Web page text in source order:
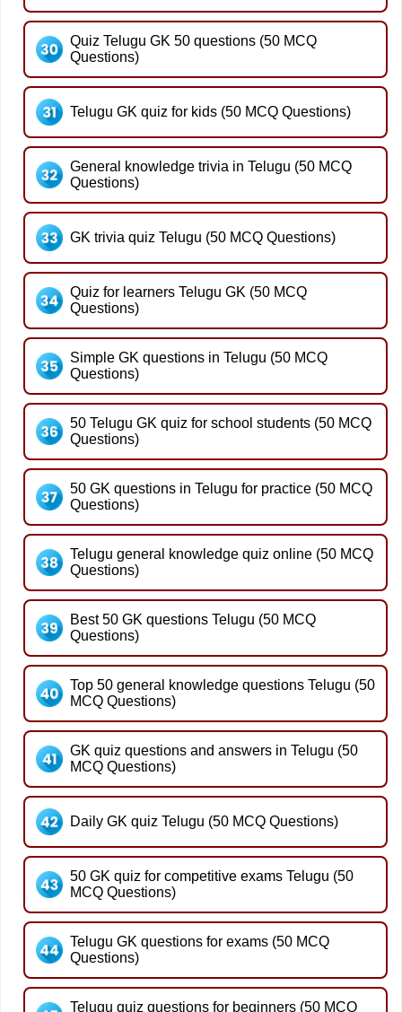
Quiz Telugu GK 50 questions (50 MCQ
Questions)
Telugu GK quiz for kids (50 MCQ Questions)
General knowledge trivia in Telugu (50 MCQ
Questions)
GK trivia quiz Telugu (50 MCQ Questions)
Quiz for learners Telugu GK (50 MCQ
Questions)
Simple GK questions in Telugu (50 MCQ
Questions)
50 Telugu GK quiz for school students (50 MCQ
Questions)
50 GK questions in Telugu for practice (50 MCQ
Questions)
Telugu general knowledge quiz online (50 MCQ
Questions)
Best 50 GK questions Telugu (50 MCQ
Questions)
Top 50 general knowledge questions Telugu (50
MCQ Questions)
GK quiz questions and answers in Telugu (50
MCQ Questions)
Daily GK quiz Telugu (50 MCQ Questions)
50 GK quiz for competitive exams Telugu (50
MCQ Questions)
Telugu GK questions for exams (50 MCQ
Questions)
Telugu quiz questions for beginners (50 MCQ